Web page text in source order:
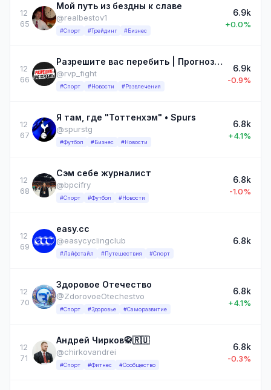
12
65
Мой путь из бездны к славе
@realbestov1
#Спорт #Трейдинг #Бизнес
6.9k
+0.0%
12
66
Разрешите вас перебить | Прогнозы на MMA и UFC
@rvp_fight
#Спорт #Новости #Развлечения
6.9k
-0.9%
12
67
Я там, где "Тоттенхэм" • Spurs
@spurstg
#Футбол #Бизнес #Новости
6.8k
+4.1%
12
68
Сэм себе журналист
@bpcifry
#Спорт #Футбол #Новости
6.8k
-1.0%
12
69
easy.cc
@easycyclingclub
#Лайфстайл #Путешествия #Спорт
6.8k
12
70
Здоровое Отечество
@ZdorovoeOtechestvo
#Спорт #Здоровье #Саморазвитие
6.8k
+4.1%
12
71
Андрей Чирков🥋🇷🇺
@chirkovandrei
#Спорт #Фитнес #Сообщество
6.8k
-0.3%